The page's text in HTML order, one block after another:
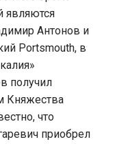
являются
Антонов и
Portsmouth, в
получил
Княжества
что
приобрел